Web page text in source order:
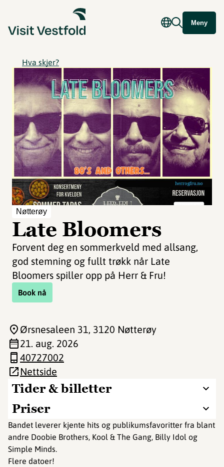
Meny
Hva skjer?
Nøtterøy
Late Bloomers
Forvent deg en sommerkveld med allsang,
god stemning og fullt trøkk når Late
Bloomers spiller opp på Herr & Fru!
Book nå
Tider & billetter
Priser
Bandet leverer kjente hits og publikumsfavoritter fra blant
andre Doobie Brothers, Kool & The Gang, Billy Idol og
Simple Minds.
Flere datoer!
Ørsnesaleen 31, 3120 Nøtterøy
21. aug. 2026
40727002
Nettside